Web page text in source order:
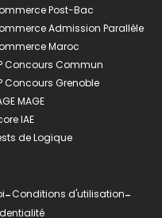
Post-Bac
Admission Parallèle
Maroc
Concours Commun
Concours Grenoble
MAGE
IAE
de Logique
-Conditions d'utilisation-